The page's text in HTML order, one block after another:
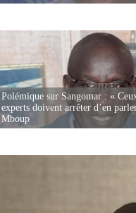
Polémique sur Sangomar : «
experts doivent arrêter d’en
Mboup